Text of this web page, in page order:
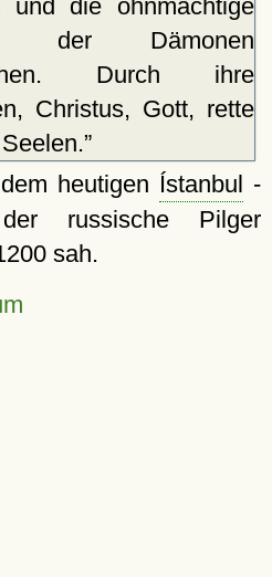
und die ohnmächtige
der Dämonen
Durch ihre
Christus, Gott, rette
heutigen Ístanbul -
russische Pilger
sah.